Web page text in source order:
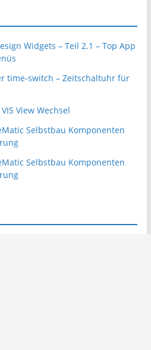
Widgets – Teil 2.1 – Top App
time-switch – Zeitschaltuhr für
View Wechsel
Selbstbau Komponenten
Selbstbau Komponenten